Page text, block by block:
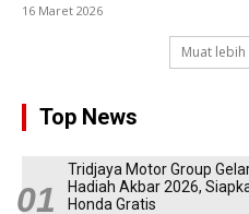
16 Maret 2026
Muat
Top News
Tridjaya Motor Group
Hadiah Akbar 2026,
Honda Gratis